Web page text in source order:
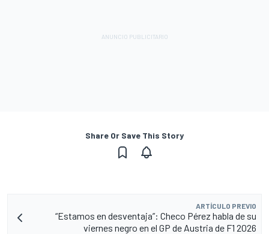
Share Or Save This Story
ARTÍCULO PREVIO
“Estamos en desventaja”: Checo Pérez habla de su
viernes negro en el GP de Austria de F1 2026